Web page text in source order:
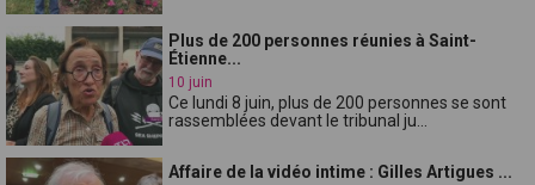
Plus de 200 personnes réunies à Saint-
Étienne...
10 juin
Ce lundi 8 juin, plus de 200 personnes se sont
rassemblées devant le tribunal ju...
Affaire de la vidéo intime : Gilles Artigues ...